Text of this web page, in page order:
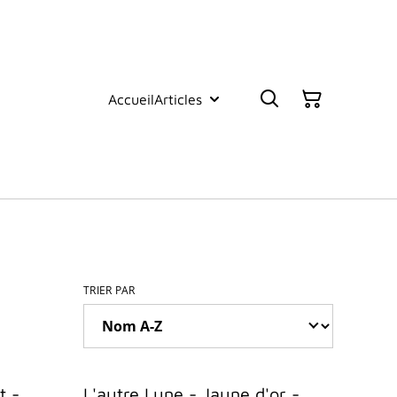
AccueilArticles
TRIER PAR